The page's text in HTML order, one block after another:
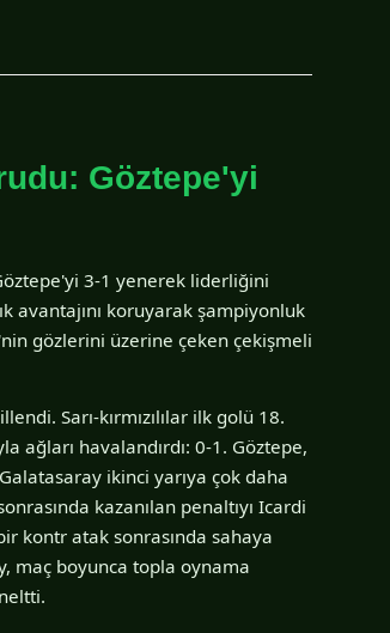
Göztepe'yi
3-1 yenerek liderliğini
avantajını koruyarak şampiyonluk
gözlerini üzerine çeken çekişmeli
Sarı-kırmızılılar ilk golü 18.
havalandırdı: 0-1. Göztepe,
ikinci yarıya çok daha
kazanılan penaltıyı Icardi
kontr atak sonrasında sahaya
maç boyunca topla oynama